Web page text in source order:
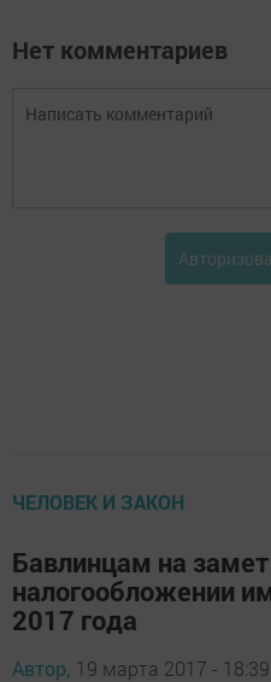
Нет комментариев
ЧЕЛОВЕК И ЗАКОН
Бавлинцам на
налогообложении
2017 года
Автор, 19 марта 2017 - 18:39